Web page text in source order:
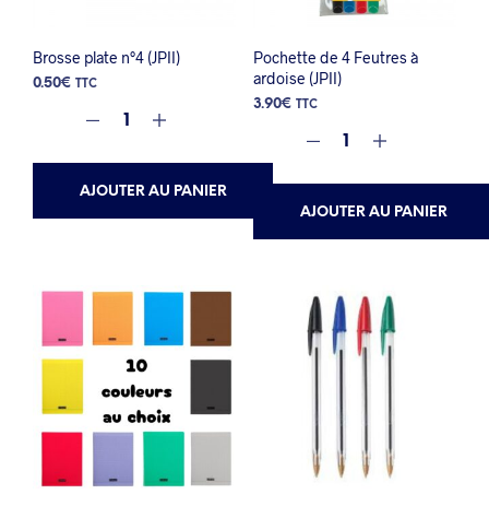
Brosse plate n°4 (JPII)
0.50€ TTC
AJOUTER AU PANIER
Pochette de 4 Feutres à
ardoise (JPII)
3.90€ TTC
AJOUTER AU PANIER